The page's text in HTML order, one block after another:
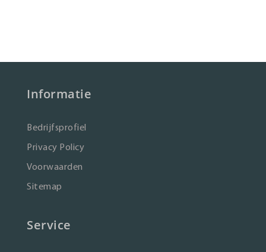
Informatie
Bedrijfsprofiel
Privacy Policy
Voorwaarden
Sitemap
Service